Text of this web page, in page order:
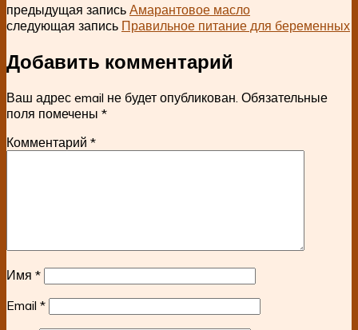
предыдущая запись Амарантовое масло
следующая запись Правильное питание для беременных
Добавить комментарий
Ваш адрес email не будет опубликован. Обязательные
поля помечены *
Комментарий *
Имя *
Email *